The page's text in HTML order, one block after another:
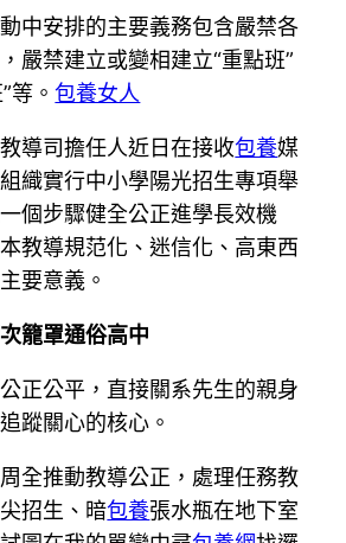
中安排的主要義務包含嚴禁各
嚴禁建立或變相建立“重點班”
等。包養女人
導司擔任人近日在接收包養媒
織實行中小學陽光招生專項舉
一個步驟健全公正進學長效機
教導規范化、迷信化、高東西
要意義。
籠罩通俗高中
正公平，直接關系先生的親身
蹤關心的核心。
全推動教導公正，處理任務教
招生、暗包養張水瓶在地下室